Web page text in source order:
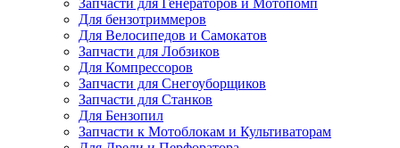
Запчасти для Генераторов и Мотопомп
Для бензотриммеров
Для Велосипедов и Самокатов
Запчасти для Лобзиков
Для Компрессоров
Запчасти для Снегоуборщиков
Запчасти для Станков
Для Бензопил
Запчасти к Мотоблокам и Культиваторам